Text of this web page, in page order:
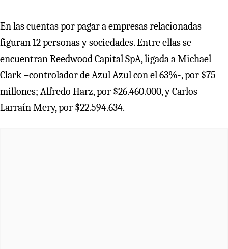
En las cuentas por pagar a empresas relacionadas
figuran 12 personas y sociedades. Entre ellas se
encuentran Reedwood Capital SpA, ligada a Michael
Clark –controlador de Azul Azul con el 63%-, por $75
millones; Alfredo Harz, por $26.460.000, y Carlos
Larraín Mery, por $22.594.634.